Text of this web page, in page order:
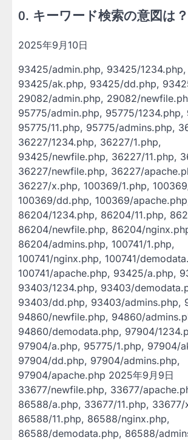
0. キーワード検索の意図は？
2025年9月10日
93425/admin.php, 93425/1234.php,
93425/ak.php, 93425/dd.php,
29082/admin.php, 29082/
95775/admin.php, 95775/1234.php,
95775/11.php, 95775/admins.php,
36227/1234.php, 36227/1.php,
93425/newfile.php, 36227/11.php,
36227/newfile.php, 36227/
36227/x.php, 100369/1.php,
100369/dd.php, 100369/
86204/1234.php, 86204/11.php,
86204/newfile.php, 86204/
86204/admins.php, 100741/1.php,
100741/nginx.php, 100741/
100741/apache.php, 93425/a.php,
93403/1234.php, 93403/
93403/dd.php, 93403/admins.php,
94860/newfile.php, 94860/
94860/demodata.php, 97904/
97904/a.php, 95775/1.php, 97904/
97904/dd.php, 97904/admins.php,
97904/apache.php 2025年9月9日
33677/newfile.php, 33677/
86588/a.php, 33677/11.php, 33677/
86588/11.php, 86588/nginx.php,
86588/demodata.php, 86588/